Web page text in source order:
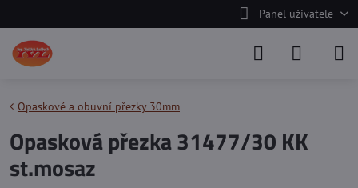
Panel uživatele
Opaskové a obuvní přezky 30mm
Opasková přezka 31477/30 KK
st.mosaz